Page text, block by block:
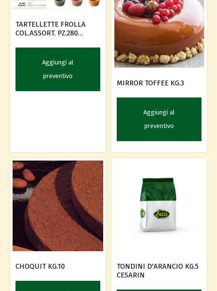
TARTELLETTE FROLLA
COL.ASSORT. PZ.280
Aggiungi al
preventivo
MIRROR TOFFEE KG.3
Aggiungi al
preventivo
CHOQUIT KG.10
TONDINI D'ARANCIO KG.5
CESARIN